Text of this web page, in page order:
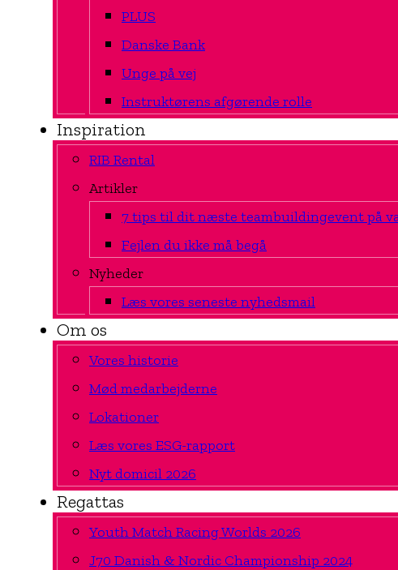
PLUS
Danske Bank
Unge på vej
Instruktørens afgørende rolle
Inspiration
RIB Rental
Artikler
7 tips til dit næste teambuildingevent på
Fejlen du ikke må begå
Nyheder
Læs vores seneste nyhedsmail
Om os
Vores historie
Mød medarbejderne
Lokationer
Læs vores ESG-rapport
Nyt domicil 2026
Regattas
Youth Match Racing Worlds 2026
J70 Danish & Nordic Championship 2024